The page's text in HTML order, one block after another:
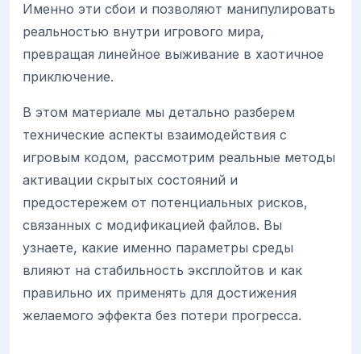
Именно эти сбои и позволяют манипулировать
реальностью внутри игрового мира,
превращая линейное выживание в хаотичное
приключение.
В этом материале мы детально разберем
технические аспекты взаимодействия с
игровым кодом, рассмотрим реальные методы
активации скрытых состояний и
предостережем от потенциальных рисков,
связанных с модификацией файлов. Вы
узнаете, какие именно параметры среды
влияют на стабильность эксплойтов и как
правильно их применять для достижения
желаемого эффекта без потери прогресса.